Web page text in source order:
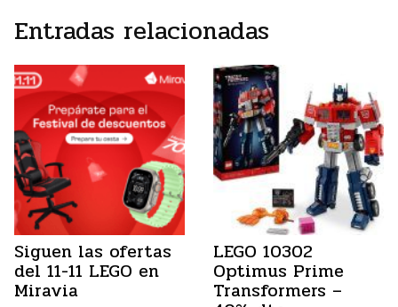
Entradas relacionadas
Siguen las ofertas
del 11-11 LEGO en
Miravia
LEGO 10302
Optimus Prime
Transformers –